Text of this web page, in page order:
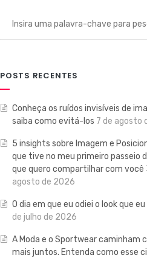
POSTS RECENTES
Conheça os ruídos invisíveis de
saiba como evitá-los 7 de agosto
5 insights sobre Imagem e
que tive no meu primeiro passeio
que quero compartilhar com você
agosto de 2026
O dia em que eu odiei o look que eu
de julho de 2026
A Moda e o Sportwear caminham
mais juntos. Entenda como esse